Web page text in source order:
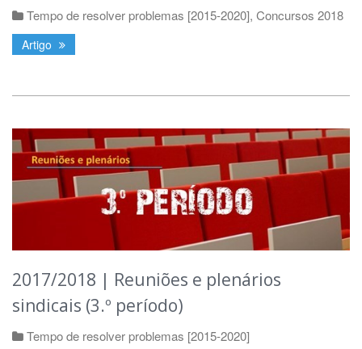
Tempo de resolver problemas [2015-2020], Concursos 2018
Artigo
2017/2018 | Reuniões e plenários
sindicais (3.º período)
Tempo de resolver problemas [2015-2020]